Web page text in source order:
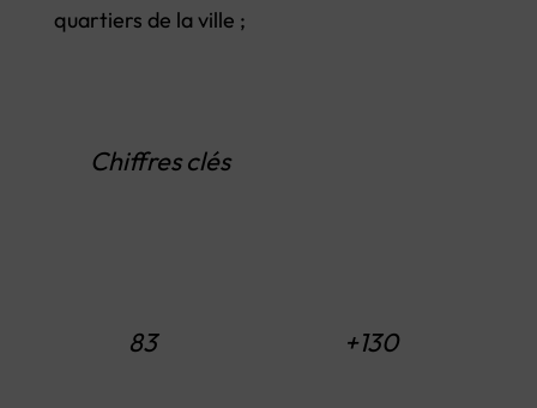
quartiers de la ville ;
Chiffres clés
83 +130